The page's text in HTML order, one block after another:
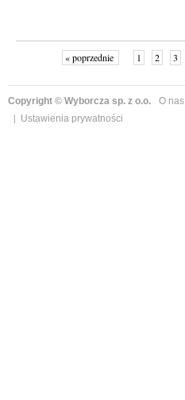
« poprzednie 1 2 3
Copyright © Wyborcza sp. z o.o. O nas
Ustawienia prywatności